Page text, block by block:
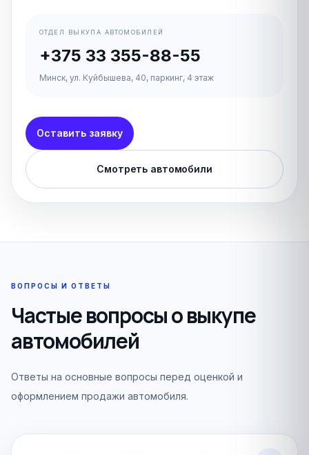
ОТДЕЛ ВЫКУПА АВТОМОБИЛЕЙ
+375 33 355-88-55
Минск, ул. Куйбышева, 40, паркинг, 4 этаж
Оставить заявку
Смотреть автомобили
ВОПРОСЫ И ОТВЕТЫ
Частые вопросы о выкупе
автомобилей
Ответы на основные вопросы перед оценкой и
оформлением продажи автомобиля.